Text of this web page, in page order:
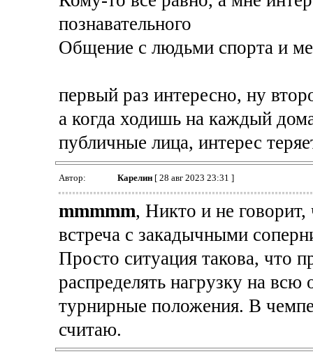
познавательного
Общение с людьми спорта и
первый раз интересно, ну
а когда ходишь на каждый
публичные лица, интерес
Автор: Карелин[ 28 авг 2023 23:31 ]
mmmmm, Никто и не говорит,
встреча с закадычными
Просто ситуация такова, что
распределять нагрузку на
турнирные положения. В
считаю.